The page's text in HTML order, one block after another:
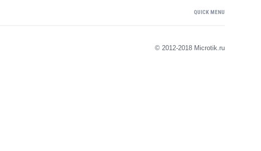
QUICK MENU
© 2012-2018 Microtik.ru